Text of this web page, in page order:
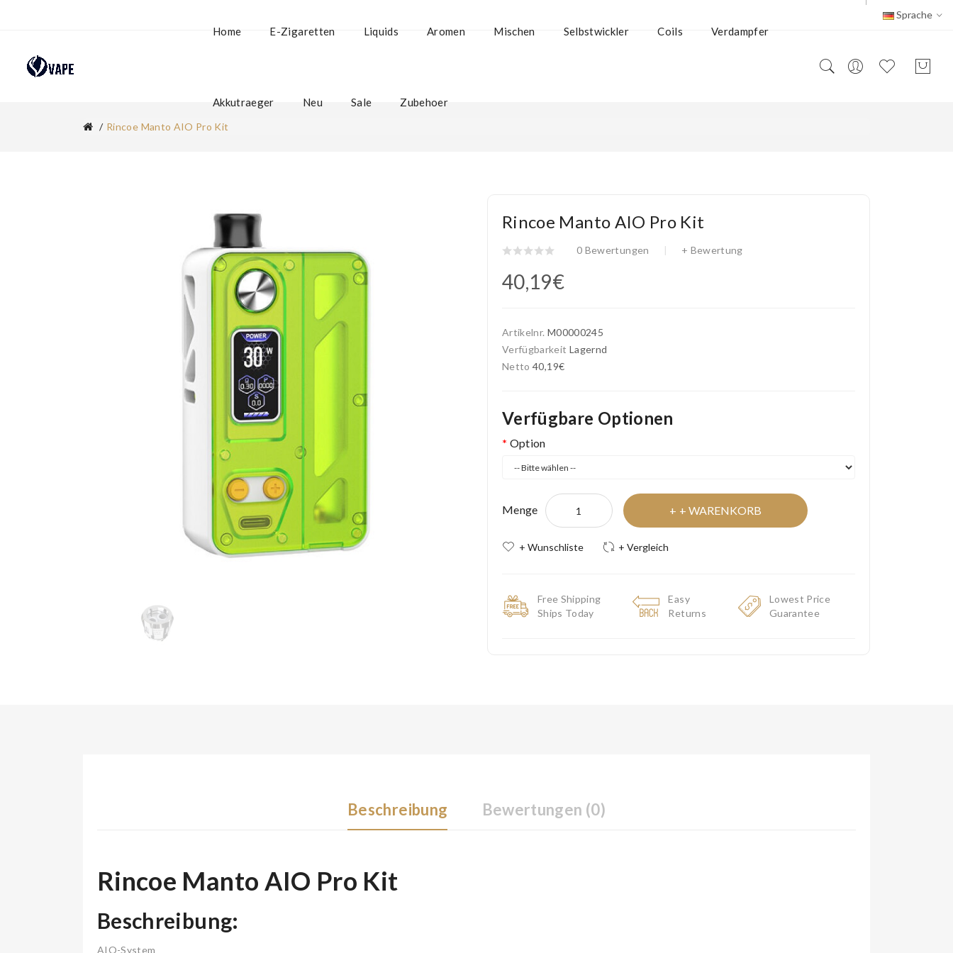
Sprache
Home E-Zigaretten Liquids Aromen Mischen Selbstwickler Coils Verdampfer
Akkutraeger Neu Sale Zubehoer
Rincoe Manto AIO Pro Kit
Rincoe Manto AIO Pro Kit
0 Bewertungen + Bewertung
40,19€
Artikelnr. M00000245
Verfügbarkeit Lagernd
Netto40,19€
Verfügbare Optionen
Option
Menge + WARENKORB
+ Wunschliste + Vergleich
Free Shipping
Ships Today
Easy
Returns
Lowest Price
Guarantee
Beschreibung Bewertungen (0)
Rincoe Manto AIO Pro Kit
Beschreibung:
AIO-System